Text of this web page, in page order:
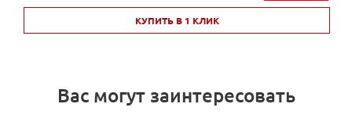
КУПИТЬ В 1 КЛИК
Вас могут заинтересовать